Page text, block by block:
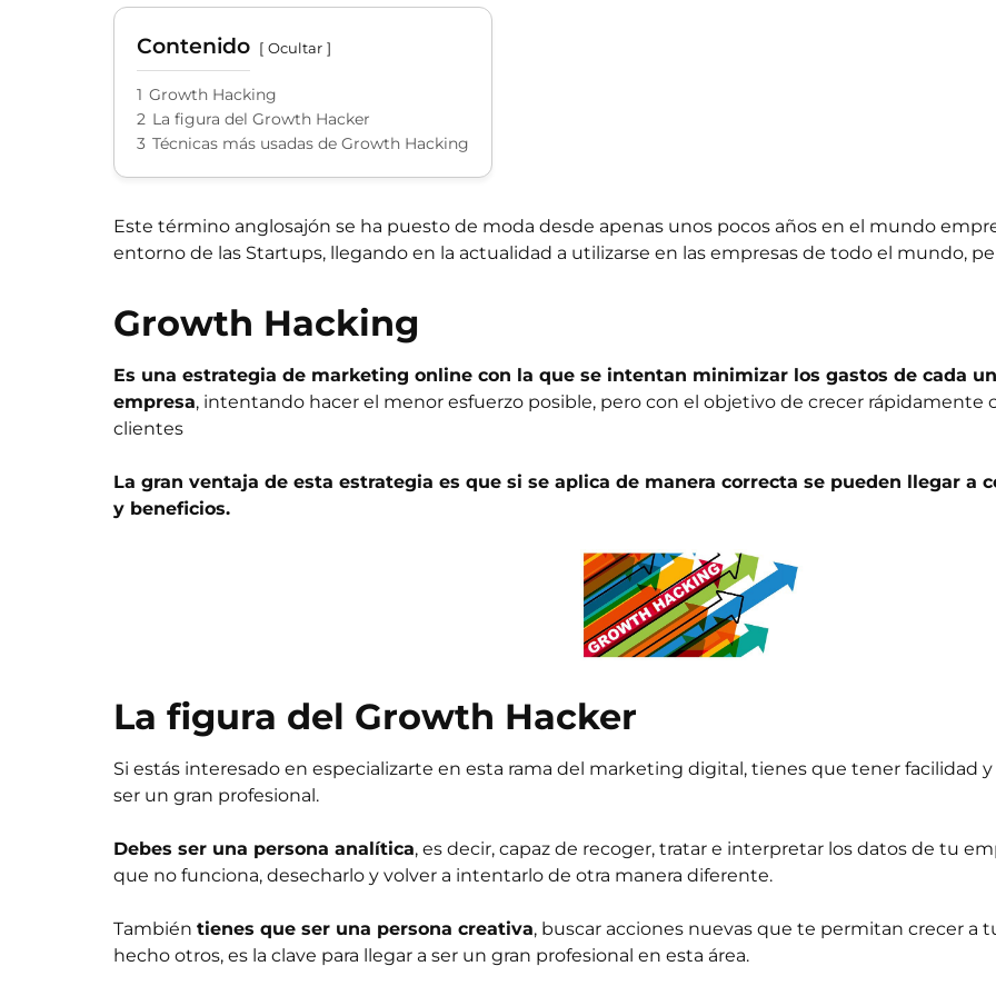
Contenido Ocultar
1 Growth Hacking
2 La figura del Growth Hacker
3 Técnicas más usadas de Growth Hacking
Este término anglosajón se ha puesto de moda desde apenas unos pocos años en el mundo
entorno de las Startups, llegando en la actualidad a utilizarse en las empresas de todo el mundo,
Growth Hacking
Es una estrategia de marketing online con la que se intentan minimizar los gastos de cada
empresa, intentando hacer el menor esfuerzo posible, pero con el objetivo de crecer
clientes
La gran ventaja de esta estrategia es que si se aplica de manera correcta se pueden llegar a
y beneficios.
La figura del Growth Hacker
Si estás interesado en especializarte en esta rama del marketing digital, tienes que tener facilidad
ser un gran profesional.
Debes ser una persona analítica, es decir, capaz de recoger, tratar e interpretar los datos de tu
que no funciona, desecharlo y volver a intentarlo de otra manera diferente.
También tienes que ser una persona creativa, buscar acciones nuevas que te permitan crecer a
hecho otros, es la clave para llegar a ser un gran profesional en esta área.